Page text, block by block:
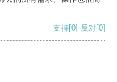
支持[0] 反对[0]